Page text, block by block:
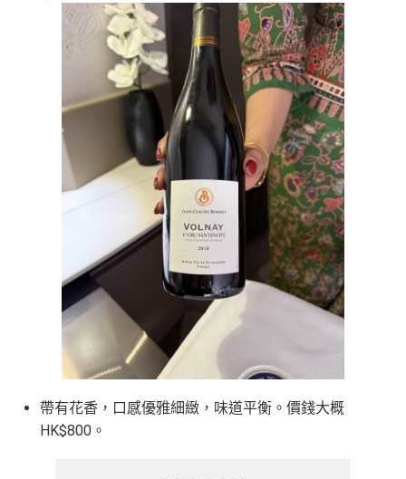
帶有花香，口感優雅細緻，味道平衡。價錢大概
HK$800。